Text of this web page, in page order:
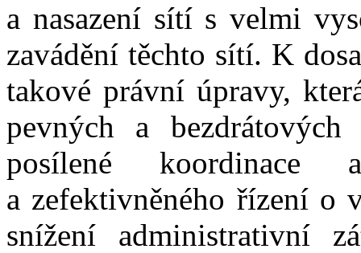
a nasazení sítí s velmi
zavádění těchto sítí. K
takové právní úpravy,
pevných a
posílené koordinace
a zefektivněného řízení o
snížení administrativní